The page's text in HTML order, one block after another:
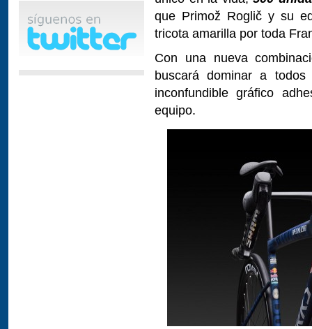
que Primož Roglič y su
tricota amarilla por toda
Con una nueva
buscará dominar a
inconfundible gráfico
equipo.